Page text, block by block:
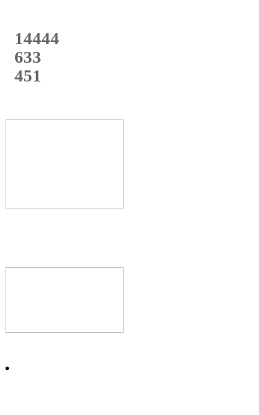
14444
с начала года
633
с начала месяца
451
с начала недели